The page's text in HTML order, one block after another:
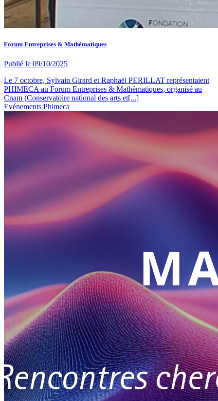
Forum Entreprises & Mathématiques
Publié le 09/10/2025
Le 7 octobre, Sylvain Girard et Raphaël PERILLAT représentaient
PHIMECA au Forum Entreprises & Mathématiques, organisé au
Cnam (Conservatoire national des arts et[...]
Evénements Phimeca